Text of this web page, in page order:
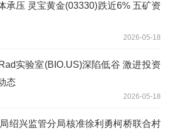
承压 灵宝黄金(03330)跌近6% 五矿资
2026-05-18
实验室(BIO.US)深陷低谷 激进投资
态
2026-05-18
绍兴监管分局核准徐利勇柯桥联合村